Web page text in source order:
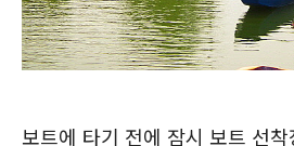
보트에 타기 전에 잠시 보트 선